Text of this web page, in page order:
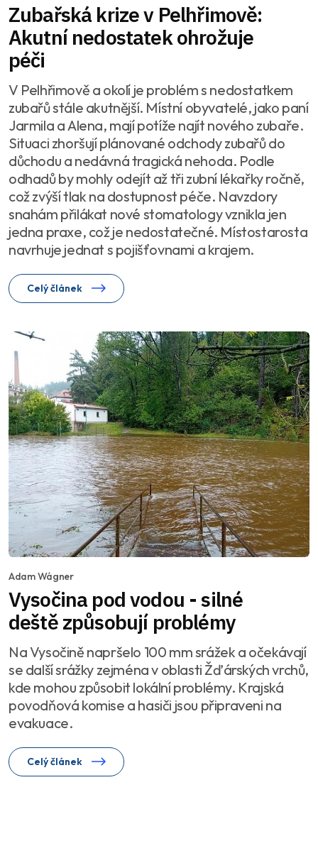
Zubařská krize v Pelhřimově:
Akutní nedostatek ohrožuje
péči
V Pelhřimově a okolí je problém s nedostatkem
zubařů stále akutnější. Místní obyvatelé, jako paní
Jarmila a Alena, mají potíže najít nového zubaře.
Situaci zhoršují plánované odchody zubařů do
důchodu a nedávná tragická nehoda. Podle
odhadů by mohly odejít až tři zubní lékařky ročně,
což zvýší tlak na dostupnost péče. Navzdory
snahám přilákat nové stomatology vznikla jen
jedna praxe, což je nedostatečné. Místostarosta
navrhuje jednat s pojišťovnami a krajem.
Celý článek
Adam Wágner
Vysočina pod vodou - silné
deště způsobují problémy
Na Vysočině napršelo 100 mm srážek a očekávají
se další srážky zejména v oblasti Žďárských vrchů,
kde mohou způsobit lokální problémy. Krajská
povodňová komise a hasiči jsou připraveni na
evakuace.
Celý článek